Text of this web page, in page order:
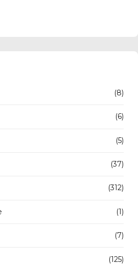
(8)
(6)
(5)
(37)
(312)
(1)
(7)
(125)